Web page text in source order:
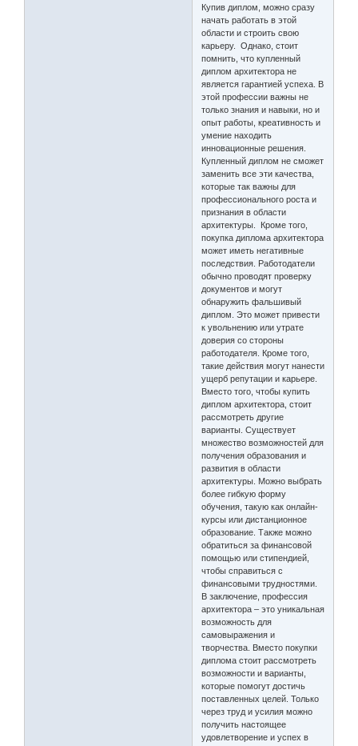
Купив диплом, можно сразу
начать работать в этой
области и строить свою
карьеру. Однако, стоит
помнить, что купленный
диплом архитектора не
является гарантией успеха. В
этой профессии важны не
только знания и навыки, но и
опыт работы, креативность и
умение находить
инновационные решения.
Купленный диплом не сможет
заменить все эти качества,
которые так важны для
профессионального роста и
признания в области
архитектуры. Кроме того,
покупка диплома архитектора
может иметь негативные
последствия. Работодатели
обычно проводят проверку
документов и могут
обнаружить фальшивый
диплом. Это может привести
к увольнению или утрате
доверия со стороны
работодателя. Кроме того,
такие действия могут нанести
ущерб репутации и карьере.
Вместо того, чтобы купить
диплом архитектора, стоит
рассмотреть другие
варианты. Существует
множество возможностей для
получения образования и
развития в области
архитектуры. Можно выбрать
более гибкую форму
обучения, такую как онлайн-
курсы или дистанционное
образование. Также можно
обратиться за финансовой
помощью или стипендией,
чтобы справиться с
финансовыми трудностями.
В заключение, профессия
архитектора – это уникальная
возможность для
самовыражения и
творчества. Вместо покупки
диплома стоит рассмотреть
возможности и варианты,
которые помогут достичь
поставленных целей. Только
через труд и усилия можно
получить настоящее
удовлетворение и успех в